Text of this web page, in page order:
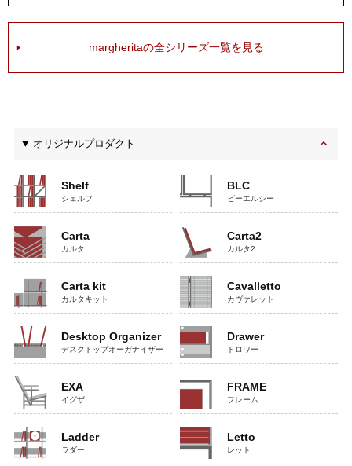
margheritaの全シリーズ一覧を見る
オリジナルプロダクト
Shelf
シェルフ
BLC
ビーエルシー
Carta
カルタ
Carta2
カルタ2
Carta kit
カルタキット
Cavalletto
カヴァレット
Desktop Organizer
デスクトップオーガナイザー
Drawer
ドロワー
EXA
イグザ
FRAME
フレーム
Ladder
ラダー
Letto
レット